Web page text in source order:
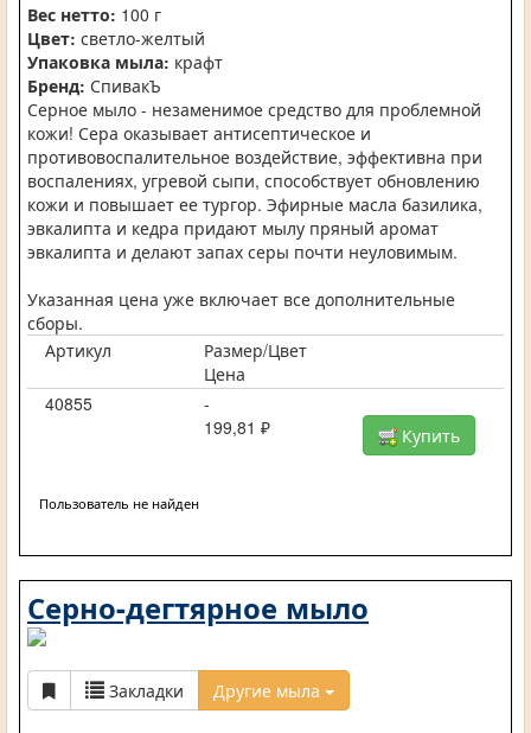
Вес нетто: 100 г
Цвет: светло-желтый
Упаковка мыла: крафт
Бренд: СпивакЪ
Серное мыло - незаменимое средство для проблемной
кожи! Сера оказывает антисептическое и
противовоспалительное воздействие, эффективна при
воспалениях, угревой сыпи, способствует обновлению
кожи и повышает ее тургор. Эфирные масла базилика,
эвкалипта и кедра придают мылу пряный аромат
эвкалипта и делают запах серы почти неуловимым.
Указанная цена уже включает все дополнительные
сборы.
Артикул
Размер/Цвет
Цена
40855
-
199,81 ₽
Купить
Пользователь не найден
Серно-дегтярное мыло
Закладки Другие мыла